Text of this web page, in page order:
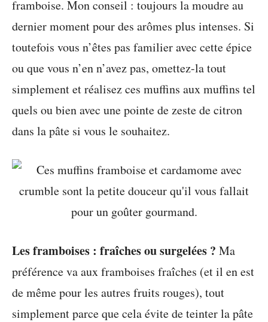
framboise. Mon conseil : toujours la moudre au
dernier moment pour des arômes plus intenses. Si
toutefois vous n’êtes pas familier avec cette épice
ou que vous n’en n’avez pas, omettez-la tout
simplement et réalisez ces muffins aux muffins tel
quels ou bien avec une pointe de zeste de citron
dans la pâte si vous le souhaitez.
Les framboises : fraîches ou surgelées ? Ma
préférence va aux framboises fraîches (et il en est
de même pour les autres fruits rouges), tout
simplement parce que cela évite de teinter la pâte